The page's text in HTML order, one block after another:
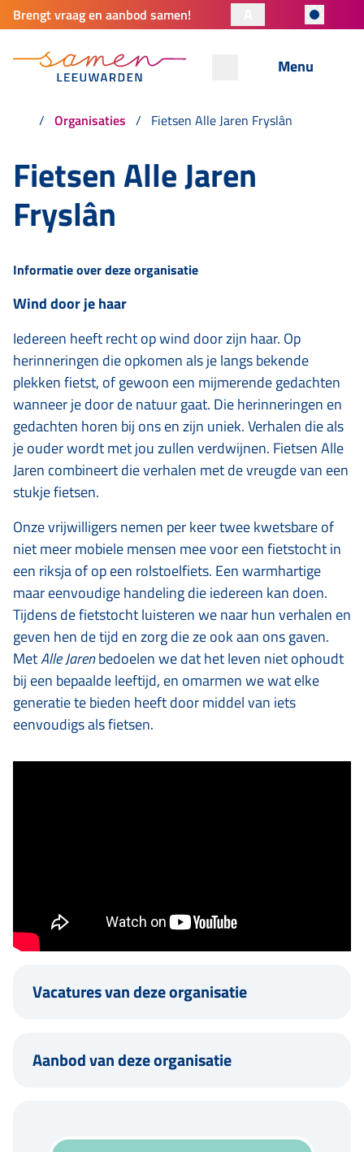
Brengt vraag en aanbod samen!
Menu
Organisaties Fietsen Alle Jaren Fryslân
Fietsen Alle Jaren
Fryslân
Informatie over deze organisatie
Wind door je haar
Iedereen heeft recht op wind door zijn haar. Op
herinneringen die opkomen als je langs bekende
plekken fietst, of gewoon een mijmerende gedachten
wanneer je door de natuur gaat. Die herinneringen en
gedachten horen bij ons en zijn uniek. Verhalen die als
je ouder wordt met jou zullen verdwijnen. Fietsen Alle
Jaren combineert die verhalen met de vreugde van een
stukje fietsen.
Onze vrijwilligers nemen per keer twee kwetsbare of
niet meer mobiele mensen mee voor een fietstocht in
een riksja of op een rolstoelfiets. Een warmhartige
maar eenvoudige handeling die iedereen kan doen.
Tijdens de fietstocht luisteren we naar hun verhalen en
geven hen de tijd en zorg die ze ook aan ons gaven.
MetAlle Jarenbedoelen we dat het leven niet ophoudt
bij een bepaalde leeftijd, en omarmen we wat elke
generatie te bieden heeft door middel van iets
eenvoudigs als fietsen.
Vacatures van deze organisatie
Aanbod van deze organisatie